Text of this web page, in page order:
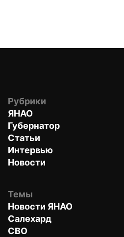
Рубрики
ЯНАО
Губернатор
Статьи
Интервью
Новости
Темы
Новости ЯНАО
Салехард
СВО